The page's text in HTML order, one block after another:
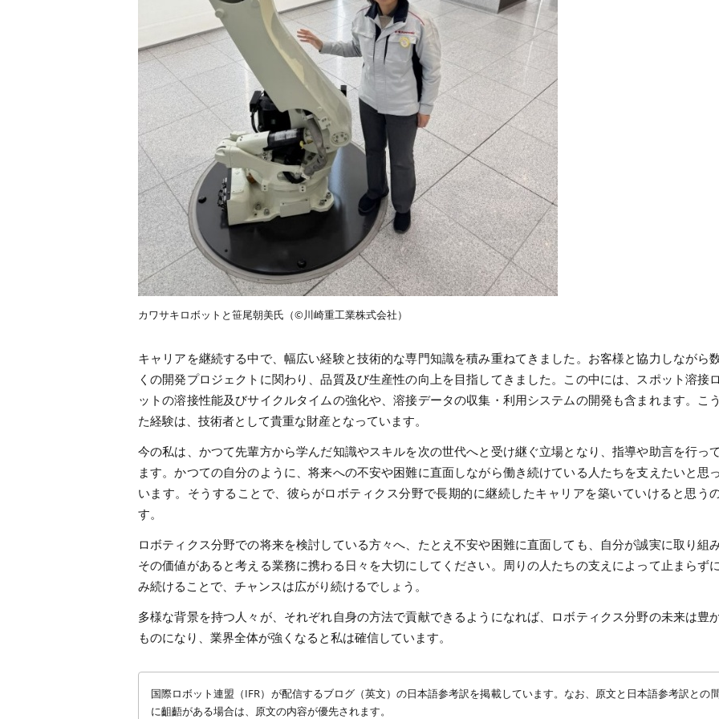
カワサキロボットと笹尾朝美氏（©川崎重工業株式会社）
キャリアを継続する中で、幅広い経験と技術的な専門知識を積み重ねてきました。お客様と協力しながら
くの開発プロジェクトに関わり、品質及び生産性の向上を目指してきました。この中には、スポット溶接
ットの溶接性能及びサイクルタイムの強化や、溶接データの収集・利用システムの開発も含まれます。こ
た経験は、技術者として貴重な財産となっています。
今の私は、かつて先輩方から学んだ知識やスキルを次の世代へと受け継ぐ立場となり、指導や助言を行っ
ます。かつての自分のように、将来への不安や困難に直面しながら働き続けている人たちを支えたいと思
います。そうすることで、彼らがロボティクス分野で長期的に継続したキャリアを築いていけると思う
す。
ロボティクス分野での将来を検討している方々へ、たとえ不安や困難に直面しても、自分が誠実に取り組
その価値があると考える業務に携わる日々を大切にしてください。周りの人たちの支えによって止まらず
み続けることで、チャンスは広がり続けるでしょう。
多様な背景を持つ人々が、それぞれ自身の方法で貢献できるようになれば、ロボティクス分野の未来は豊
ものになり、業界全体が強くなると私は確信しています。
国際ロボット連盟（IFR）が配信するブログ（英文）の日本語参考訳を掲載しています。なお、原文と日本語参考訳との
に齟齬がある場合は、原文の内容が優先されます。